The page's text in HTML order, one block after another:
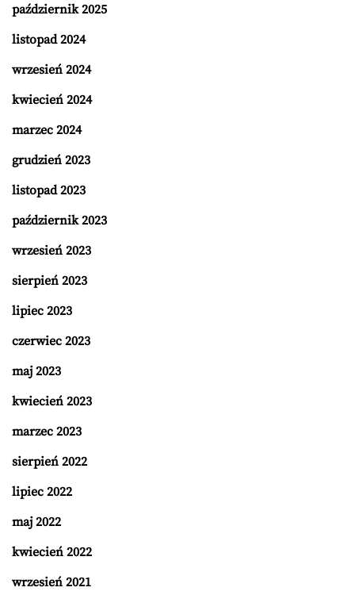
październik 2025
listopad 2024
wrzesień 2024
kwiecień 2024
marzec 2024
grudzień 2023
listopad 2023
październik 2023
wrzesień 2023
sierpień 2023
lipiec 2023
czerwiec 2023
maj 2023
kwiecień 2023
marzec 2023
sierpień 2022
lipiec 2022
maj 2022
kwiecień 2022
wrzesień 2021